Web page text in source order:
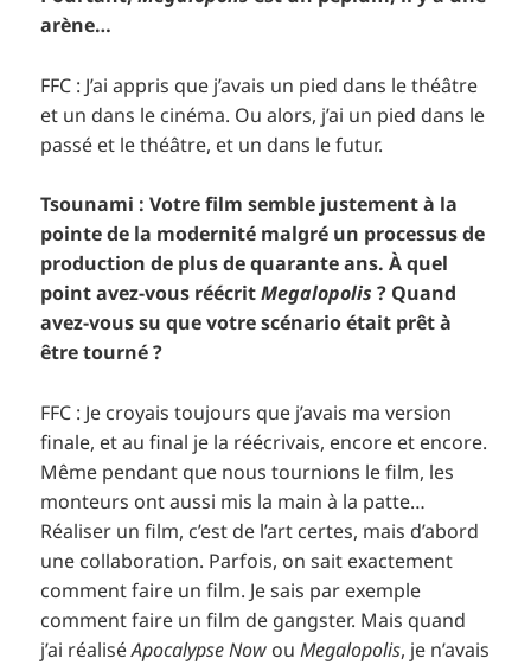
arène…
FFC : J’ai appris que j’avais un pied dans le théâtre
et un dans le cinéma. Ou alors, j’ai un pied dans le
passé et le théâtre, et un dans le futur.
Tsounami : Votre film semble justement à la
pointe de la modernité malgré un processus de
production de plus de quarante ans. À quel
point avez-vous réécritMegalopolis ? Quand
avez-vous su que votre scénario était prêt à
être tourné ?
FFC : Je croyais toujours que j’avais ma version
finale, et au final je la réécrivais, encore et encore.
Même pendant que nous tournions le film, les
monteurs ont aussi mis la main à la patte…
Réaliser un film, c’est de l’art certes, mais d’abord
une collaboration. Parfois, on sait exactement
comment faire un film. Je sais par exemple
comment faire un film de gangster. Mais quand
j’ai réaliséApocalypse Now ouMegalopolis, je n’avais